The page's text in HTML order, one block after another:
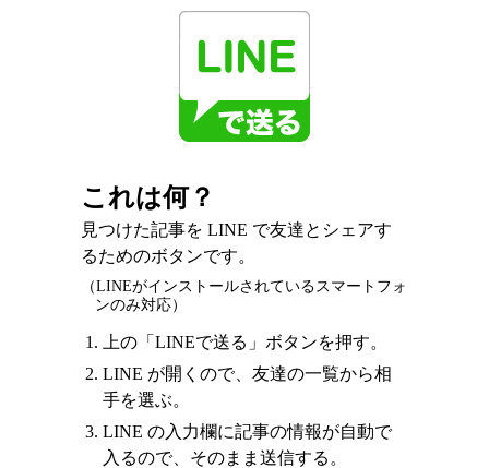
これは何？
見つけた記事を LINE で友達とシェアす
るためのボタンです。
（LINEがインストールされているスマートフォ
ンのみ対応）
上の「LINEで送る」ボタンを押す。
LINE が開くので、友達の一覧から相
手を選ぶ。
LINE の入力欄に記事の情報が自動で
入るので、そのまま送信する。